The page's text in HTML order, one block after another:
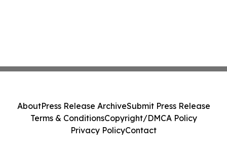
AboutPress Release ArchiveSubmit Press Release
Terms & ConditionsCopyright/DMCA Policy
Privacy PolicyContact